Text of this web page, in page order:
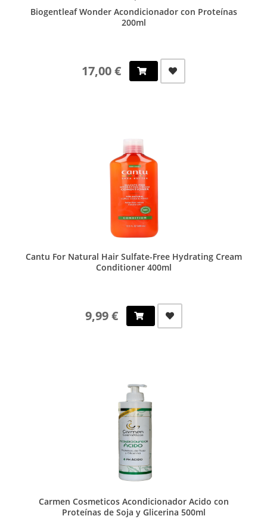
Biogentleaf Wonder Acondicionador con Proteínas
200ml
17,00 €
Cantu For Natural Hair Sulfate-Free Hydrating Cream
Conditioner 400ml
9,99 €
Carmen Cosmeticos Acondicionador Acido con
Proteínas de Soja y Glicerina 500ml